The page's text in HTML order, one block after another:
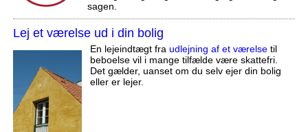
sagen.
Lej et værelse ud i din bolig
En lejeindtægt fra udlejning af et værelsetil
beboelse vil i mange tilfælde være skattefri.
Det gælder, uanset om du selv ejer din bolig
eller er lejer.